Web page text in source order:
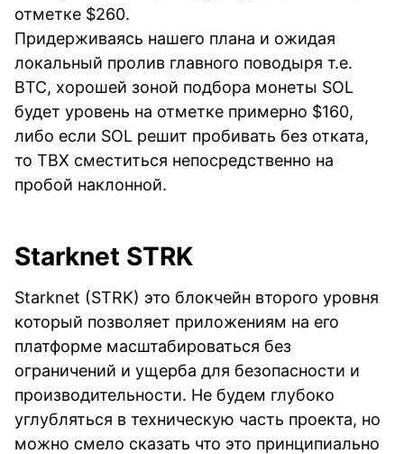
отметке $260.
Придерживаясь нашего плана и ожидая
локальный пролив главного поводыря т.е.
BTC, хорошей зоной подбора монеты SOL
будет уровень на отметке примерно $160,
либо если SOL решит пробивать без отката,
то ТВХ сместиться непосредственно на
пробой наклонной.
Starknet STRK
Starknet (STRK) это блокчейн второго уровня
который позволяет приложениям на его
платформе масштабироваться без
ограничений и ущерба для безопасности и
производительности. Не будем глубоко
углубляться в техническую часть проекта, но
можно смело сказать что это принципиально